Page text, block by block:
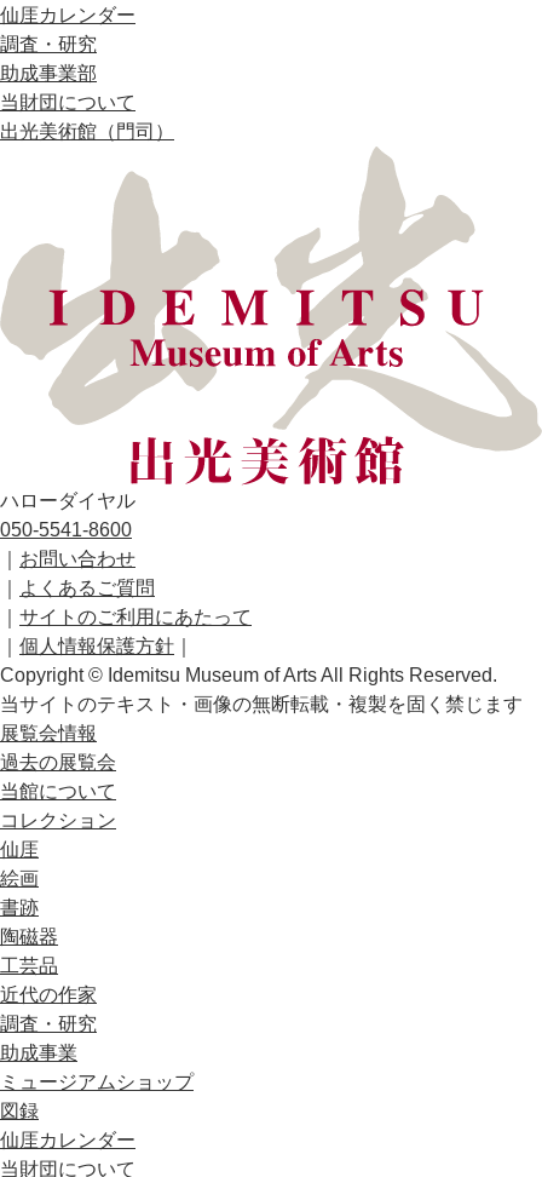
仙厓カレンダー
調査・研究
助成事業部
当財団について
出光美術館（門司）
ハローダイヤル
050-5541-8600
お問い合わせ
よくあるご質問
サイトのご利用にあたって
個人情報保護方針
Copyright © Idemitsu Museum of Arts All Rights Reserved.
当サイトのテキスト・画像の無断転載・複製を固く禁じます
展覧会情報
過去の展覧会
当館について
コレクション
仙厓
絵画
書跡
陶磁器
工芸品
近代の作家
調査・研究
助成事業
ミュージアムショップ
図録
仙厓カレンダー
当財団について